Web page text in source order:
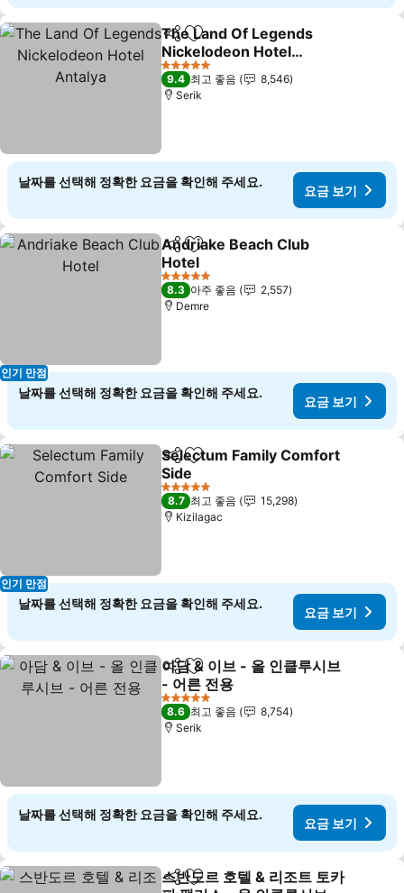
공유 즐겨찾기에 추가
The Land Of Legends
Nickelodeon Hotel
Antalya
5 성급
9.4 최고 좋음
8,546
Serik
날짜를 선택해 정확한 요금을 확인해 주세요.
요금 보기
인기 만점
공유 즐겨찾기에 추가
Andriake Beach Club
Hotel
5 성급
8.3 아주 좋음
2,557
Demre
날짜를 선택해 정확한 요금을 확인해 주세요.
요금 보기
인기 만점
공유 즐겨찾기에 추가
Selectum Family Comfort
Side
5 성급
8.7 최고 좋음
15,298
Kizilagac
날짜를 선택해 정확한 요금을 확인해 주세요.
요금 보기
공유 즐겨찾기에 추가
아담 & 이브 - 올 인클루시브
- 어른 전용
5 성급
8.6 최고 좋음
8,754
Serik
날짜를 선택해 정확한 요금을 확인해 주세요.
요금 보기
공유 즐겨찾기에 추가
스반도르 호텔 & 리조트 토카